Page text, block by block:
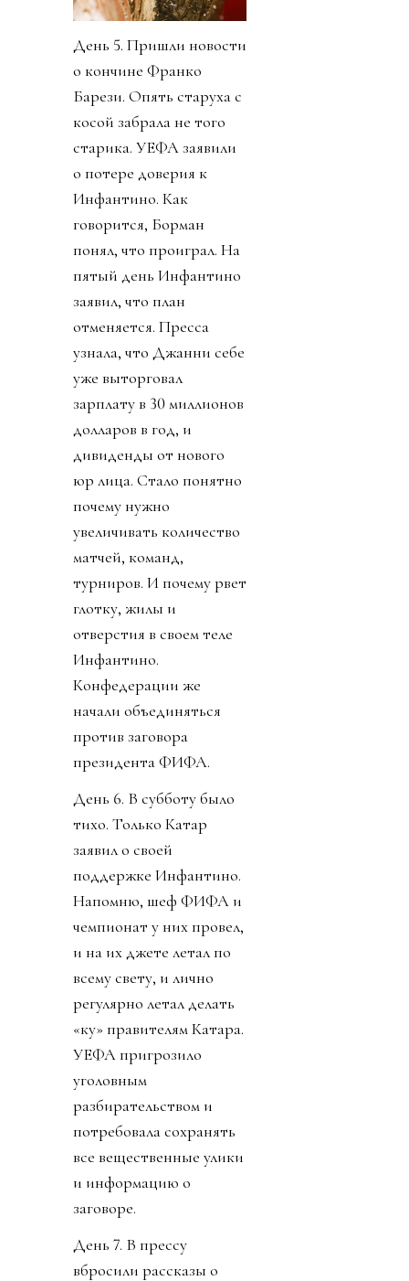
День 5. Пришли новости
о кончине Франко
Барези. Опять старуха с
косой забрала не того
старика. УЕФА заявили
о потере доверия к
Инфантино. Как
говорится, Борман
понял, что проиграл. На
пятый день Инфантино
заявил, что план
отменяется. Пресса
узнала, что Джанни себе
уже выторговал
зарплату в 30 миллионов
долларов в год, и
дивиденды от нового
юр лица. Стало понятно
почему нужно
увеличивать количество
матчей, команд,
турниров. И почему рвет
глотку, жилы и
отверстия в своем теле
Инфантино.
Конфедерации же
начали объединяться
против заговора
президента ФИФА.
День 6. В субботу было
тихо. Только Катар
заявил о своей
поддержке Инфантино.
Напомню, шеф ФИФА и
чемпионат у них провел,
и на их джете летал по
всему свету, и лично
регулярно летал делать
«ку» правителям Катара.
УЕФА пригрозило
уголовным
разбирательством и
потребовала сохранять
все вещественные улики
и информацию о
заговоре.
День 7. В прессу
вбросили рассказы о